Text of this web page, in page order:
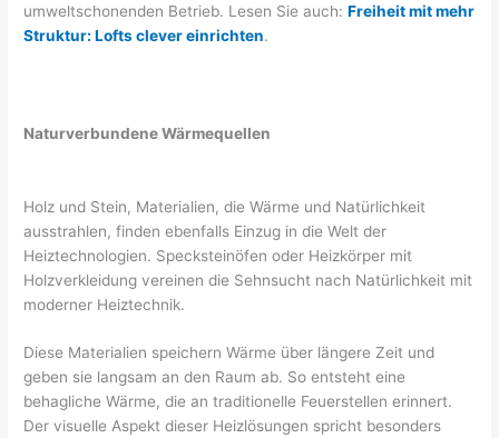
umweltschonenden Betrieb. Lesen Sie auch:Freiheit mit mehr
Struktur: Lofts clever einrichten.
Naturverbundene Wärmequellen
Holz und Stein, Materialien, die Wärme und Natürlichkeit
ausstrahlen, finden ebenfalls Einzug in die Welt der
Heiztechnologien. Specksteinöfen oder Heizkörper mit
Holzverkleidung vereinen die Sehnsucht nach Natürlichkeit mit
moderner Heiztechnik.
Diese Materialien speichern Wärme über längere Zeit und
geben sie langsam an den Raum ab. So entsteht eine
behagliche Wärme, die an traditionelle Feuerstellen erinnert.
Der visuelle Aspekt dieser Heizlösungen spricht besonders